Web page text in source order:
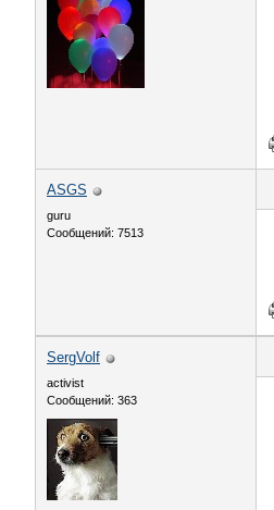
ASGS
guru
Сообщений: 7513
SergVolf
activist
Сообщений: 363